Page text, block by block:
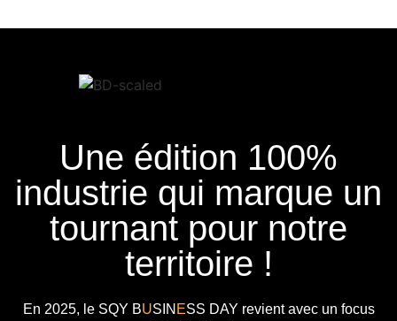
Une édition 100%
industrie qui marque un
tournant pour notre
territoire !
En 2025, le SQY BUSIN ESS DAY revient avec un focus